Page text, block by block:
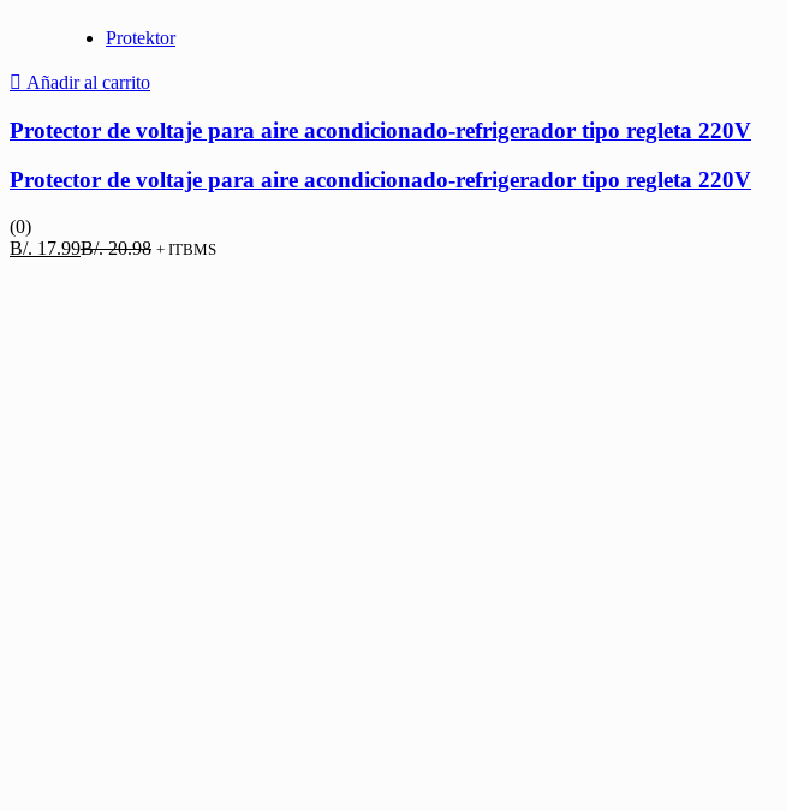
Protektor
Añadir al carrito
Protector de voltaje para aire acondicionado-refrigerador tipo regleta 220V
Protector de voltaje para aire acondicionado-refrigerador tipo regleta 220V
(0)
B/. 17.99El
B/.20.98 El
+ ITBMS